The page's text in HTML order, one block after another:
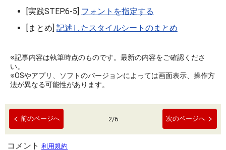
[実践STEP.6-5] フォントを指定する
[まとめ] 記述したスタイルシートのまとめ
※記事内容は執筆時点のものです。最新の内容をご確認くださ
い。
※OSやアプリ、ソフトのバージョンによっては画面表示、操作方
法が異なる可能性があります。
前のページへ 2/6 次のページへ